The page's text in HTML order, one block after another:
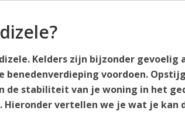
Kelders zijn bijzonder gevoelig
voordoen.
de stabiliteit van je woning in het
vertellen we je wat je kan